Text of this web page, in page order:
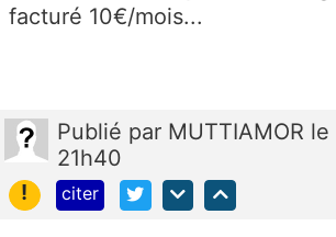
facturé 10€/mois...
Publié par MUTTIAMOR le
21h40
!
citer